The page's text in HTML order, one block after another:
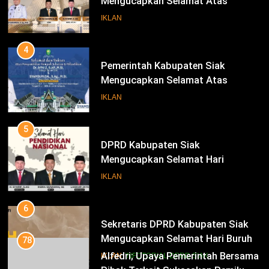
Pengambilan Sumpah Jabatan
IKLAN
4
Pemerintah Kabupaten Siak
Mengucapkan Selamat Atas
Pengambilan Sumpah Jabatan
IKLAN
5
DPRD Kabupaten Siak
Mengucapkan Selamat Hari
Pendidikan Nasional
IKLAN
6
Sekretaris DPRD Kabupaten Siak
Mengucapkan Selamat Hari Buruh
IKLAN INFOTORIAL DPRD SIAK
78
Alfedri; Upaya Pemerintah Bersama